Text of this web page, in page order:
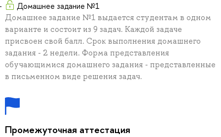
Домашнее задание №1
Домашнее задание №1 выдается студентам в одном
варианте и состоит из 9 задач. Каждой задаче
присвоен свой балл. Срок выполнения домашнего
задания - 2 недели. Форма представления
обучающимися домашнего задания - представленные
в письменном виде решения задач.
Промежуточная аттестация